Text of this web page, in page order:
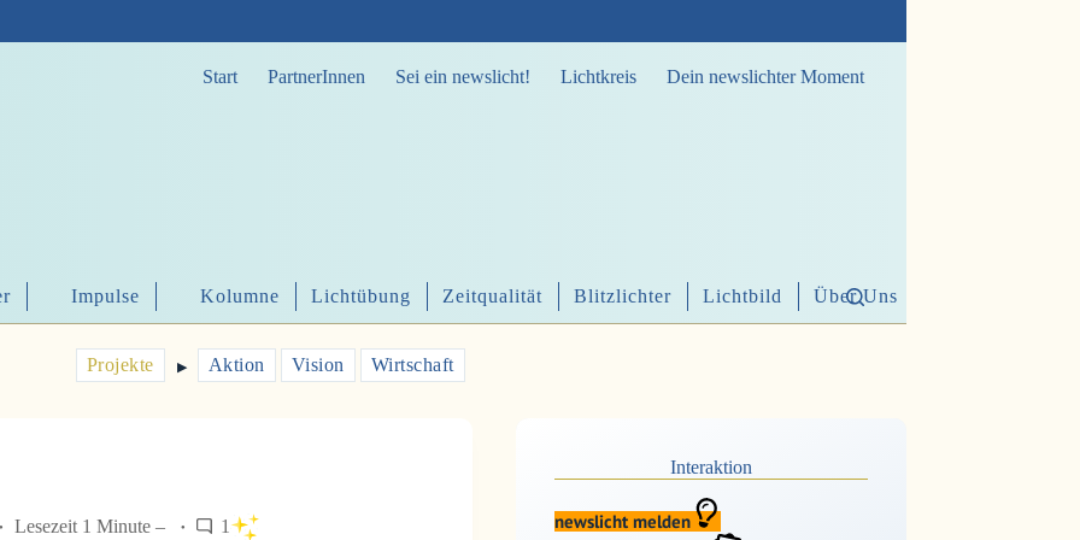
Start PartnerInnen Sei ein newslicht! Lichtkreis Dein newslichter Moment
Impulse Kolumne Lichtübung Zeitqualität Blitzlichter Lichtbild Über Uns
Projekte ▶︎ Aktion Vision Wirtschaft
Lesezeit 1 Minute – 1
Interaktion
newslicht melden